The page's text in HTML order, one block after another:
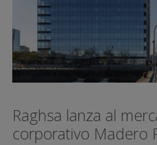
Raghsa lanza al
corporativo Madero